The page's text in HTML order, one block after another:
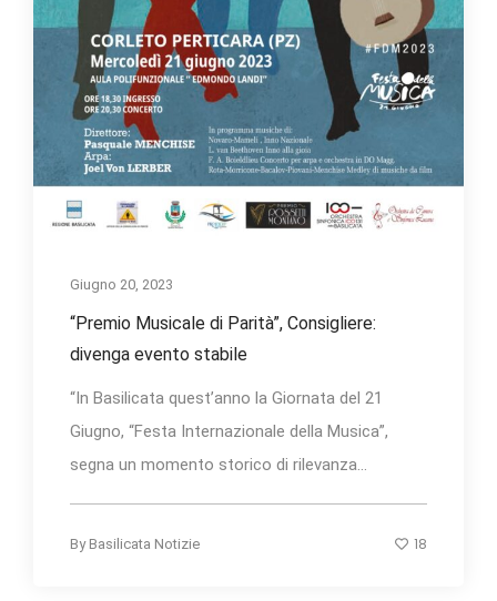
Giugno 20, 2023
“Premio Musicale di Parità”, Consigliere:
divenga evento stabile
“In Basilicata quest’anno la Giornata del 21
Giugno, “Festa Internazionale della Musica”,
segna un momento storico di rilevanza...
By Basilicata Notizie 18